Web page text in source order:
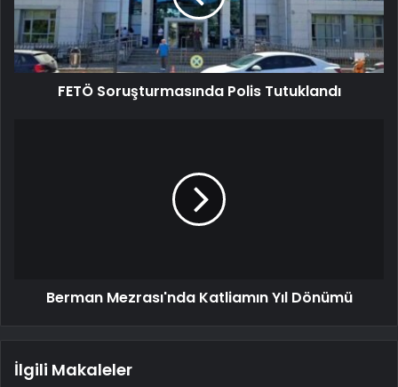
FETÖ Soruşturmasında Polis Tutuklandı
Berman Mezrası'nda Katliamın Yıl Dönümü
İlgili Makaleler